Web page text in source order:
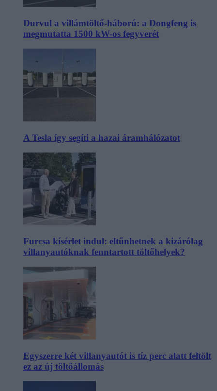
Durvul a villámtöltő-háború: a Dongfeng is
megmutatta 1500 kW-os fegyverét
A Tesla így segíti a hazai áramhálózatot
Furcsa kísérlet indul: eltűnhetnek a kizárólag
villanyautóknak fenntartott töltőhelyek?
Egyszerre két villanyautót is tíz perc alatt feltölt
ez az új töltőállomás